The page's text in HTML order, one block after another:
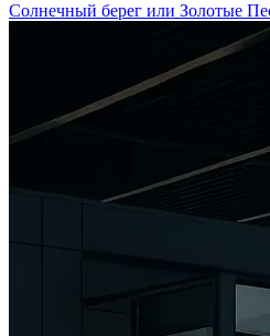
Солнечный берег или Золотые